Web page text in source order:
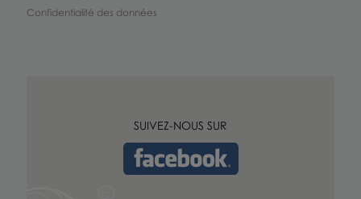
Confidentialité des données
SUIVEZ-NOUS SUR